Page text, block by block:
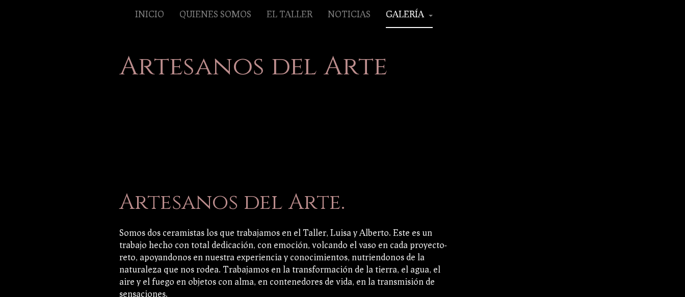
INICIO QUIENES SOMOS EL TALLER NOTICIAS GALERÍA
Artesanos del Arte
Artesanos del Arte.
Somos dos ceramistas los que trabajamos en el Taller, Luisa y Alberto. Este es un
trabajo hecho con total dedicación, con emoción, volcando el vaso en cada proyecto-
reto, apoyandonos en nuestra experiencia y conocimientos, nutriendonos de la
naturaleza que nos rodea. Trabajamos en la transformación de la tierra, el agua, el
aire y el fuego en objetos con alma, en contenedores de vida, en la transmisión de
sensaciones.